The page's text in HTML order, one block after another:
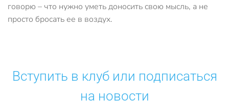
говорю – что нужно уметь доносить свою мысль, а не
просто бросать ее в воздух.
Вступить в клуб или подписаться
на новости